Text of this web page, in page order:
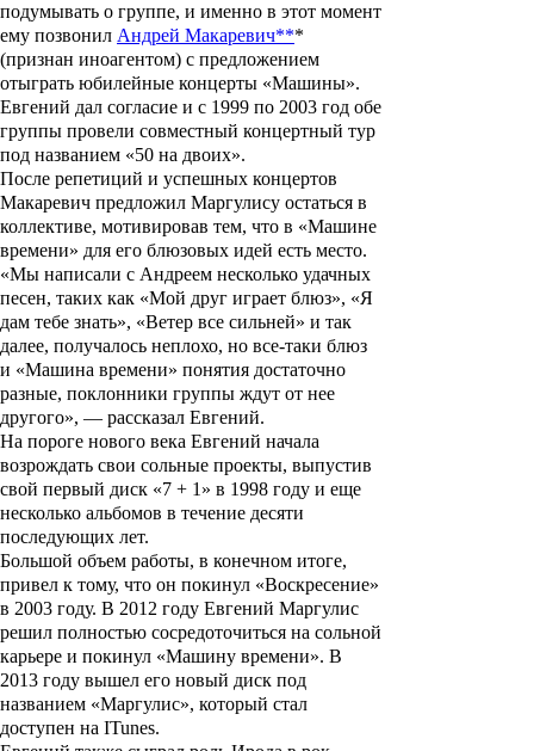
подумывать о группе, и именно в этот момент
ему позвонил Андрей Макаревич***
(признан иноагентом) с предложением
отыграть юбилейные концерты «Машины».
Евгений дал согласие и с 1999 по 2003 год обе
группы провели совместный концертный тур
под названием «50 на двоих».
После репетиций и успешных концертов
Макаревич предложил Маргулису остаться в
коллективе, мотивировав тем, что в «Машине
времени» для его блюзовых идей есть место.
«Мы написали с Андреем несколько удачных
песен, таких как «Мой друг играет блюз», «Я
дам тебе знать», «Ветер все сильней» и так
далее, получалось неплохо, но все-таки блюз
и «Машина времени» понятия достаточно
разные, поклонники группы ждут от нее
другого», — рассказал Евгений.
На пороге нового века Евгений начала
возрождать свои сольные проекты, выпустив
свой первый диск «7 + 1» в 1998 году и еще
несколько альбомов в течение десяти
последующих лет.
Большой объем работы, в конечном итоге,
привел к тому, что он покинул «Воскресение»
в 2003 году. В 2012 году Евгений Маргулис
решил полностью сосредоточиться на сольной
карьере и покинул «Машину времени». В
2013 году вышел его новый диск под
названием «Маргулис», который стал
доступен на ITunes.